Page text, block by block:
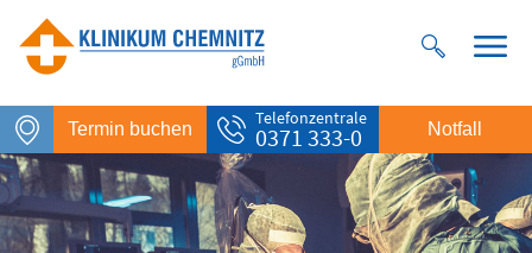
Termin buchen
Telefonzentrale
0371 333-0 Notfall